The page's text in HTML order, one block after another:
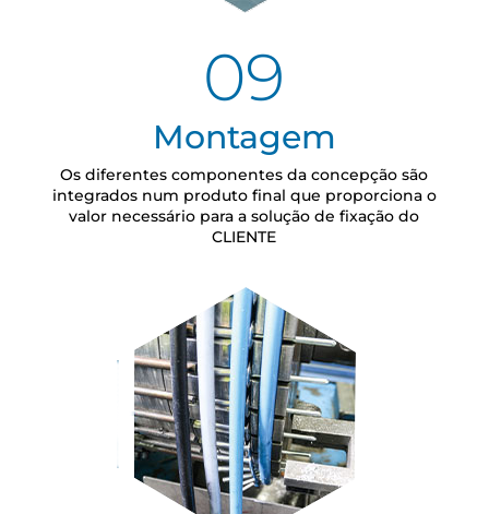
09
Montagem
Os diferentes componentes da concepção são
integrados num produto final que proporciona o
valor necessário para a solução de fixação do
CLIENTE